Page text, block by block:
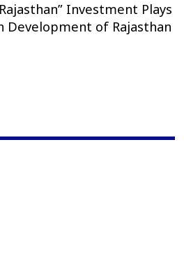
Investment Plays
Development of Rajasthan